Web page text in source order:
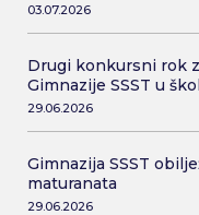
03.07.2026
Drugi konkursni rok
Gimnazije SSST u
29.06.2026
Gimnazija SSST
maturanata
29.06.2026